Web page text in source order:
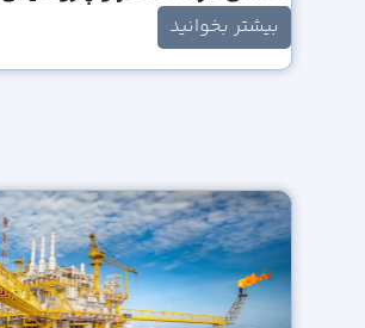
بیشتر بخوانید